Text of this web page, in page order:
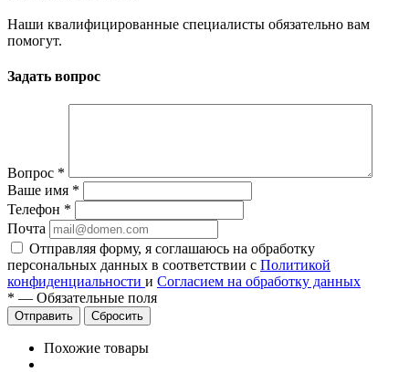
Наши квалифицированные специалисты обязательно вам
помогут.
Задать вопрос
Вопрос *
Ваше имя *
Телефон *
Почта
Отправляя форму, я соглашаюсь на обработку
персональных данных в соответствии с Политикой
конфиденциальности и Согласием на обработку данных
* — Обязательные поля
Сбросить
Похожие товары